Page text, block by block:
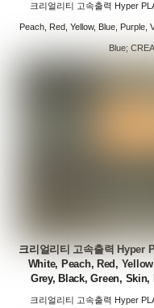
크리얼리티 고속출력 Hyper
Peach, Red, Yellow, Blue, Purple,
Blue;
크리얼리티 고속출력 Hyper
White, Peach, Red,
Grey, Black, Green,
크리얼리티 고속출력 Hyper